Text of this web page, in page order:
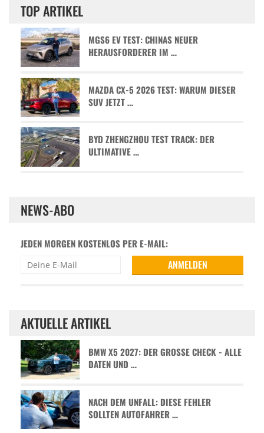
TOP ARTIKEL
MGS6 EV TEST: CHINAS NEUER
HERAUSFORDERER IM …
MAZDA CX-5 2026 TEST: WARUM DIESER
SUV JETZT …
BYD ZHENGZHOU TEST TRACK: DER
ULTIMATIVE …
NEWS-ABO
JEDEN MORGEN KOSTENLOS PER E-MAIL:
AKTUELLE ARTIKEL
BMW X5 2027: DER GROSSE CHECK - ALLE D
ATEN UND …
NACH DEM UNFALL: DIESE FEHLER
SOLLTEN AUTOFAHRER …